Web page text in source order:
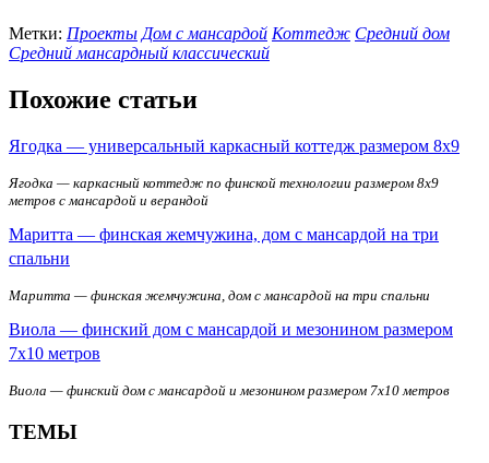
Метки: Проекты Дом с мансардой Коттедж Средний дом
Средний мансардный классический
Похожие статьи
Ягодка — универсальный каркасный коттедж размером 8х9
Ягодка — каркасный коттедж по финской технологии размером 8х9
метров с мансардой и верандой
Маритта — финская жемчужина, дом с мансардой на три
спальни
Маритта — финская жемчужина, дом с мансардой на три спальни
Виола — финский дом с мансардой и мезонином размером
7х10 метров
Виола — финский дом с мансардой и мезонином размером 7х10 метров
ТЕМЫ